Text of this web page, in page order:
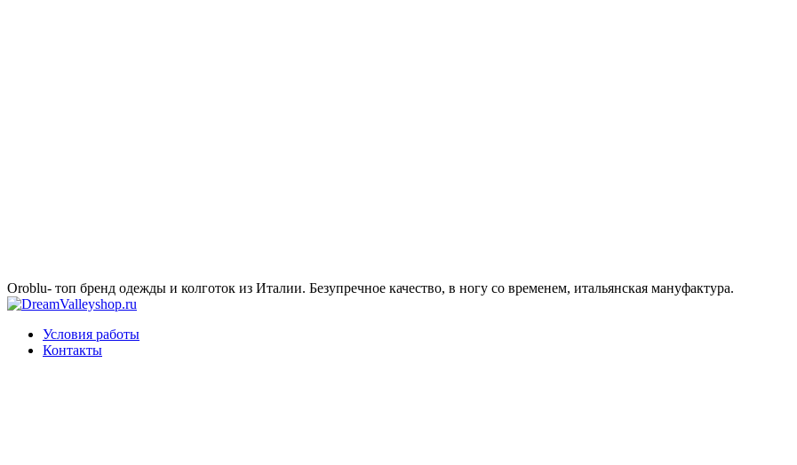
Oroblu- топ бренд одежды и колготок из Италии. Безупречное качество, в ногу со временем, итальянская мануфактура.
Условия работы
Контакты